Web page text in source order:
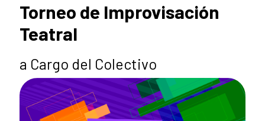
Torneo de Improvisación
Teatral
a Cargo del Colectivo